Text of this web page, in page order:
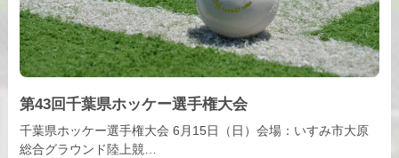
第43回千葉県ホッケー選手権大会
千葉県ホッケー選手権大会 6月15日（日）会場：いすみ市大原
総合グラウンド陸上競…